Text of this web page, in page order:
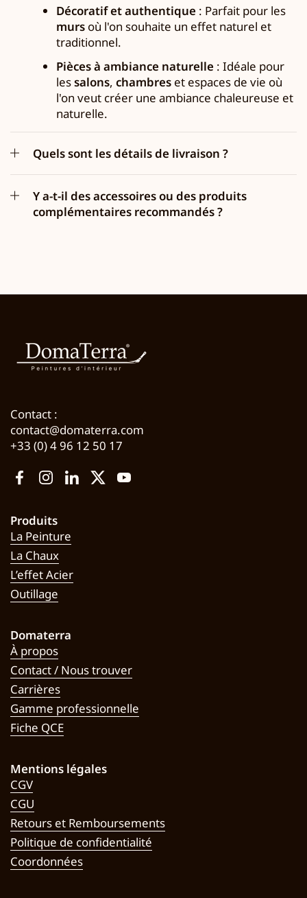
Décoratif et authentique : Parfait pour les
mursoù l'on souhaite un effet naturel et
traditionnel.
Pièces à ambiance naturelle : Idéale pour
lessalons, chambreset espaces de vie où
l'on veut créer une ambiance chaleureuse et
naturelle.
Quels sont les détails de livraison ?
Y a-t-il des accessoires ou des produits
complémentaires recommandés ?
Contact :
contact@domaterra.com
+33 (0) 4 96 12 50 17
FacebookInstagram
LinkedIn
TwitterYouTube
Produits
La Peinture
La Chaux
L’effet Acier
Outillage
Domaterra
À propos
Contact / Nous trouver
Carrières
Gamme professionnelle
Fiche QCE
Mentions légales
CGV
CGU
Retours et Remboursements
Politique de confidentialité
Coordonnées